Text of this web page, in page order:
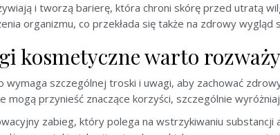
i tworzą barierę, która chroni skórę przed utratą
organizmu, co przekłada się także na zdrowy wygląd
kosmetyczne warto
wymaga szczególnej troski i uwagi, aby zachować
mogą przynieść znaczące korzyści, szczególnie
zabieg, który polega na wstrzykiwaniu